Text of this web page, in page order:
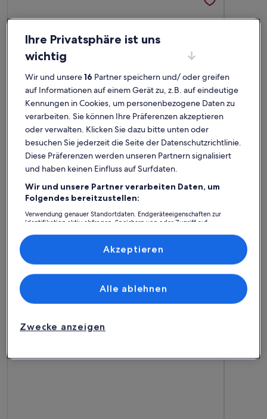
Weitere Infos zu Panoramablick auf den Strand. Ferien bis
Panoramablick auf den Strand.
Zealand
9,89,8 von 10
Außergewöhnlich
außergewöhnlich
60 Bewertungen
(60
bewertungen)
Weitere
Kokkedal Golf Club:
Ferienunterkünfte mit Top-
Bewertung
Weitere Infos zu Charming Apartment Near City Center Of
Weitere
Ihre Privatsphäre ist uns
wichtig
Wir und unsere16 Partner speichern und/ oder greifen
auf Informationen auf einem Gerät zu, z.B. auf eindeutige
Kennungen in Cookies, um personenbezogene Daten zu
verarbeiten. Sie können Ihre Präferenzen akzeptieren
oder verwalten. Klicken Sie dazu bitte unten oder
besuchen Sie jederzeit die Seite der Datenschutzrichtlinie.
Diese Präferenzen werden unseren Partnern signalisiert
und haben keinen Einfluss auf Surfdaten.
Wir und unsere Partner verarbeiten Daten, um
Folgendes bereitzustellen:
Verwendung genauer Standortdaten. Endgeräteeigenschaften zur
Identifikation aktiv abfragen. Speichern von oder Zugriff auf
Inhalte, Messung von Werbeleistung und der Performance von Inhalten,
Zielgruppenforschung sowie Entwicklung und Verbesserung von
Liste der Partner (Lieferanten)
Zwecke anzeigen
Alle ablehnen
Akzeptieren